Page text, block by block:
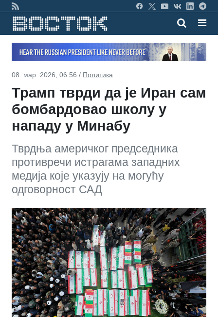
08. мар. 2026, 06:56 / Политика
Трамп тврди да је Иран сам
бомбардовао школу у
нападу у Минабу
Тврдња америчког председника
противречи истрагама западних
медија које указују на могућу
одговорност САД